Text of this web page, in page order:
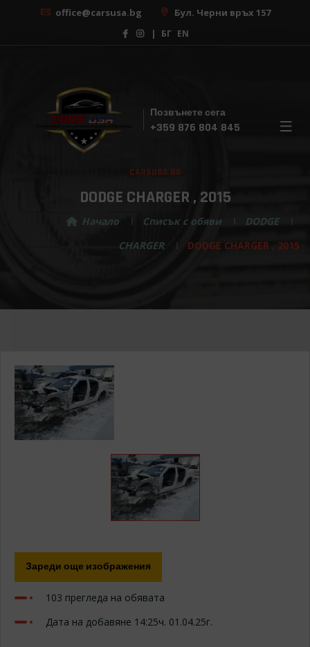
office@carsusa.bg Бул. Черни връх 157
| БГ EN
Позвънете сега
+359 876 804 845 ×
Безплатна консултация
С нашата помощ, изборът на вашата мечтана
кола никога не е бил толкова лесен! Регистрирай
се за безплатна консултация сега!
Изберете марка ...
ИЗПРАТИ ЗАПИТВАНЕ
CARSUSA.BG
DODGE CHARGER , 2015
Начало Списък с обяви
DODGE
CHARGER
DODGE CHARGER , 2015
Зареди още изображения
103 прегледа на обявата
Дата на добавяне 14:25ч. 01.04.25г.